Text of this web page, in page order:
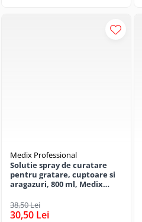
Medix Professional
Solutie spray de curatare
pentru gratare, cuptoare si
aragazuri, 800 ml, Medix
38,50 Lei
30,50 Lei